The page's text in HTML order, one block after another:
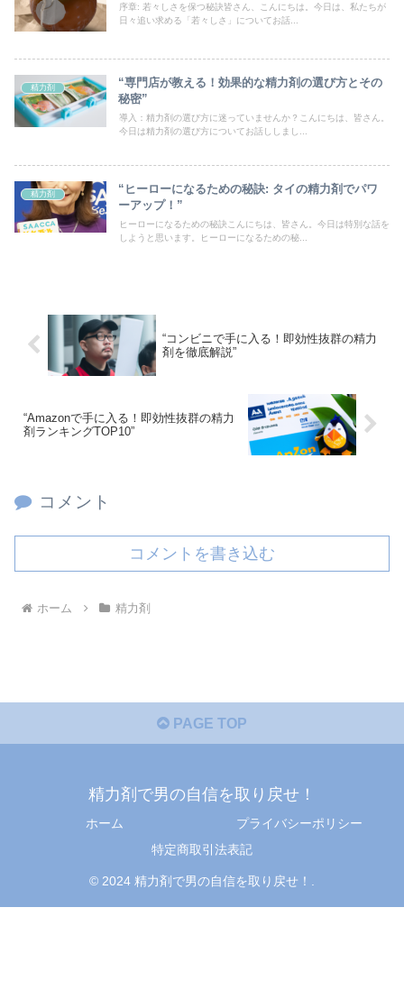
序章: 若々しさを保つ秘訣皆さん、こんにちは。今日は、私たちが
日々追い求める「若々しさ」についてお話...
精力剤
“専門店が教える！効果的な精力剤の選び方とその
秘密”
導入：精力剤の選び方に迷っていませんか？こんにちは、皆さん。
今日は精力剤の選び方についてお話ししまし...
精力剤
“ヒーローになるための秘訣: タイの精力剤でパワ
ーアップ！”
ヒーローになるための秘訣こんにちは、皆さん。今日は特別な話を
しようと思います。ヒーローになるための秘...
“コンビニで手に入る！即効性抜群の精力
剤を徹底解説”
“Amazonで手に入る！即効性抜群の精力
剤ランキングTOP10”
コメント
コメントを書き込む
ホーム 精力剤
PAGE TOP
精力剤で男の自信を取り戻せ！
ホーム
プライバシーポリシー
特定商取引法表記
© 2024 精力剤で男の自信を取り戻せ！.